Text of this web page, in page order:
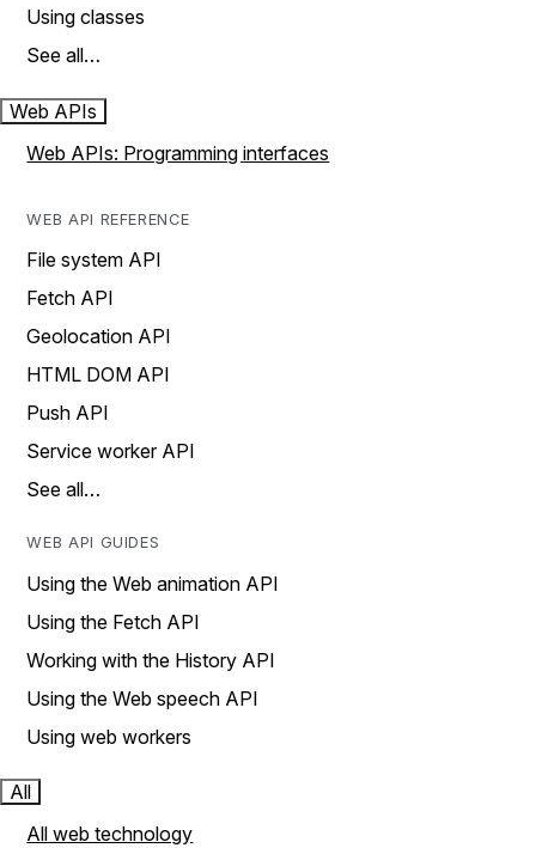
Using classes
See all…
Web APIs
Web APIs: Programming interfaces
WEB API REFERENCE
File system API
Fetch API
Geolocation API
HTML DOM API
Push API
Service worker API
See all…
WEB API GUIDES
Using the Web animation API
Using the Fetch API
Working with the History API
Using the Web speech API
Using web workers
All
All web technology